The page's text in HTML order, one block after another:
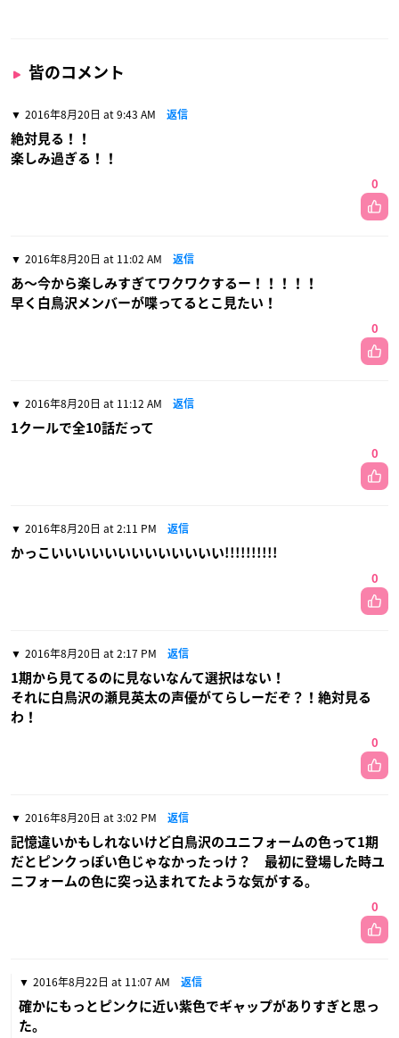
皆のコメント
2016年8月20日 at 9:43 AM 返信
絶対見る！！
楽しみ過ぎる！！
0
2016年8月20日 at 11:02 AM 返信
あ〜今から楽しみすぎてワクワクするー！！！！！
早く白鳥沢メンバーが喋ってるとこ見たい！
0
2016年8月20日 at 11:12 AM 返信
1クールで全10話だって
0
2016年8月20日 at 2:11 PM 返信
かっこいいいいいいいいいいいいい!!!!!!!!!!
0
2016年8月20日 at 2:17 PM 返信
1期から見てるのに見ないなんて選択はない！
それに白鳥沢の瀬見英太の声優がてらしーだぞ？！絶対見る
わ！
0
2016年8月20日 at 3:02 PM 返信
記憶違いかもしれないけど白鳥沢のユニフォームの色って1期
だとピンクっぽい色じゃなかったっけ？ 最初に登場した時ユ
ニフォームの色に突っ込まれてたような気がする。
0
2016年8月22日 at 11:07 AM 返信
確かにもっとピンクに近い紫色でギャップがありすぎと思っ
た。